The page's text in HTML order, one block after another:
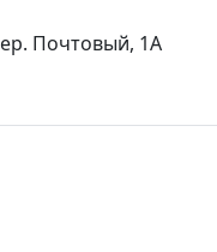
Почтовый, 1А